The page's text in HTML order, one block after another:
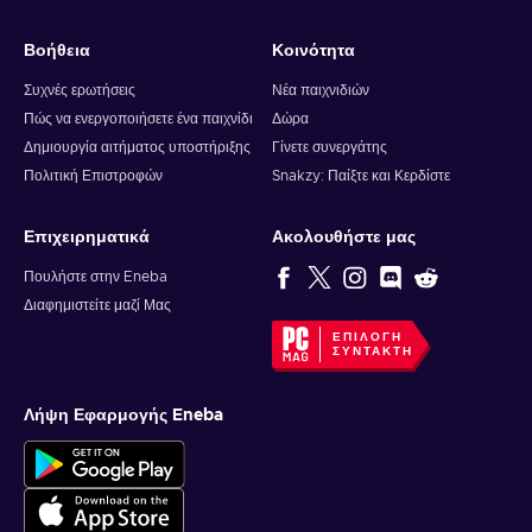
Βοήθεια
Συχνές ερωτήσεις
Πώς να ενεργοποιήσετε ένα παιχνίδι
Δημιουργία αιτήματος υποστήριξης
Πολιτική Επιστροφών
Κοινότητα
Νέα παιχνιδιών
Δώρα
Γίνετε συνεργάτης
Snakzy: Παίξτε και Κερδίστε
Επιχειρηματικά
Πουλήστε στην Eneba
Διαφημιστείτε μαζί Μας
Ακολουθήστε μας
ΕΠΙΛΟΓΉ
ΣΥΝΤΆΚΤΗ
Λήψη Εφαρμογής Eneba